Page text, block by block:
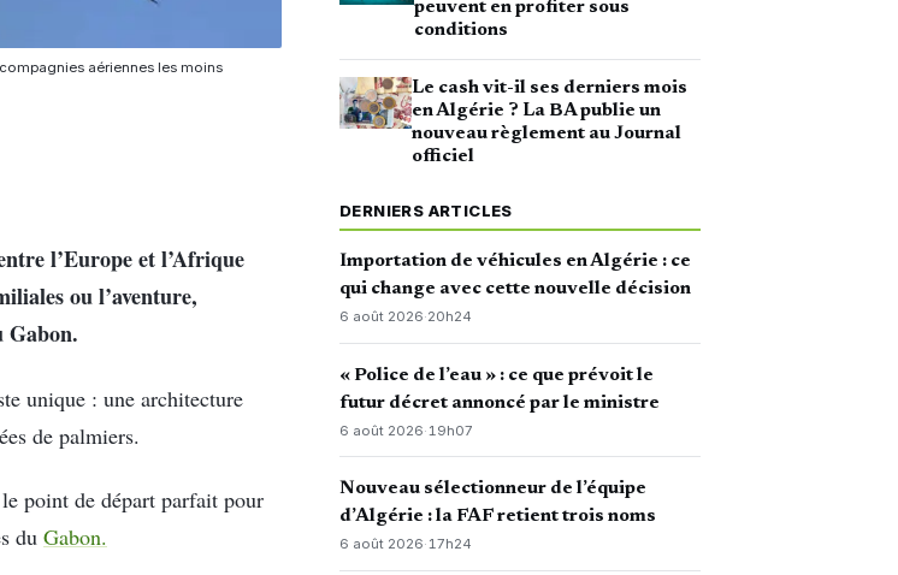
aériennes les moins
l’Europe et l’Afrique
ou l’aventure,
Gabon.
unique : une architecture
de palmiers.
point de départ parfait pour
du Gabon.
peuvent en profiter sous
conditions
Le cash vit-il ses derniers mois
en Algérie ? La BA publie un
nouveau règlement au Journal
officiel
DERNIERS ARTICLES
Importation de véhicules en Algérie : ce
qui change avec cette nouvelle décision
6 août 2026·20h24
« Police de l’eau » : ce que prévoit le
futur décret annoncé par le ministre
6 août 2026· 19h07
Nouveau sélectionneur de l’équipe
d’Algérie : la FAF retient trois noms
6 août 2026·17h24